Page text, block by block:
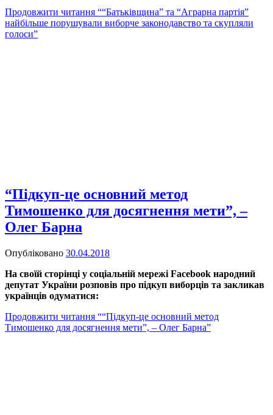
Продовжити читання ““Батьківщина” та “Аграрна партія”
найбільше порушували виборче законодавство та скупляли
голоси”
“Підкуп-це основний метод
Тимошенко для досягнення мети”, –
Олег Барна
Опубліковано 30.04.2018
На своїй сторінці у соціальній мережі Facebook народний
депутат України розповів про підкуп виборців та закликав
українців одуматися:
Продовжити читання ““Підкуп-це основний метод
Тимошенко для досягнення мети”, – Олег Барна”